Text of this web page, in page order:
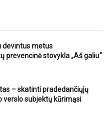
devintus metus
prevencinė stovykla „Aš galiu“
– skatinti pradedančiųjų
verslo subjektų kūrimąsi